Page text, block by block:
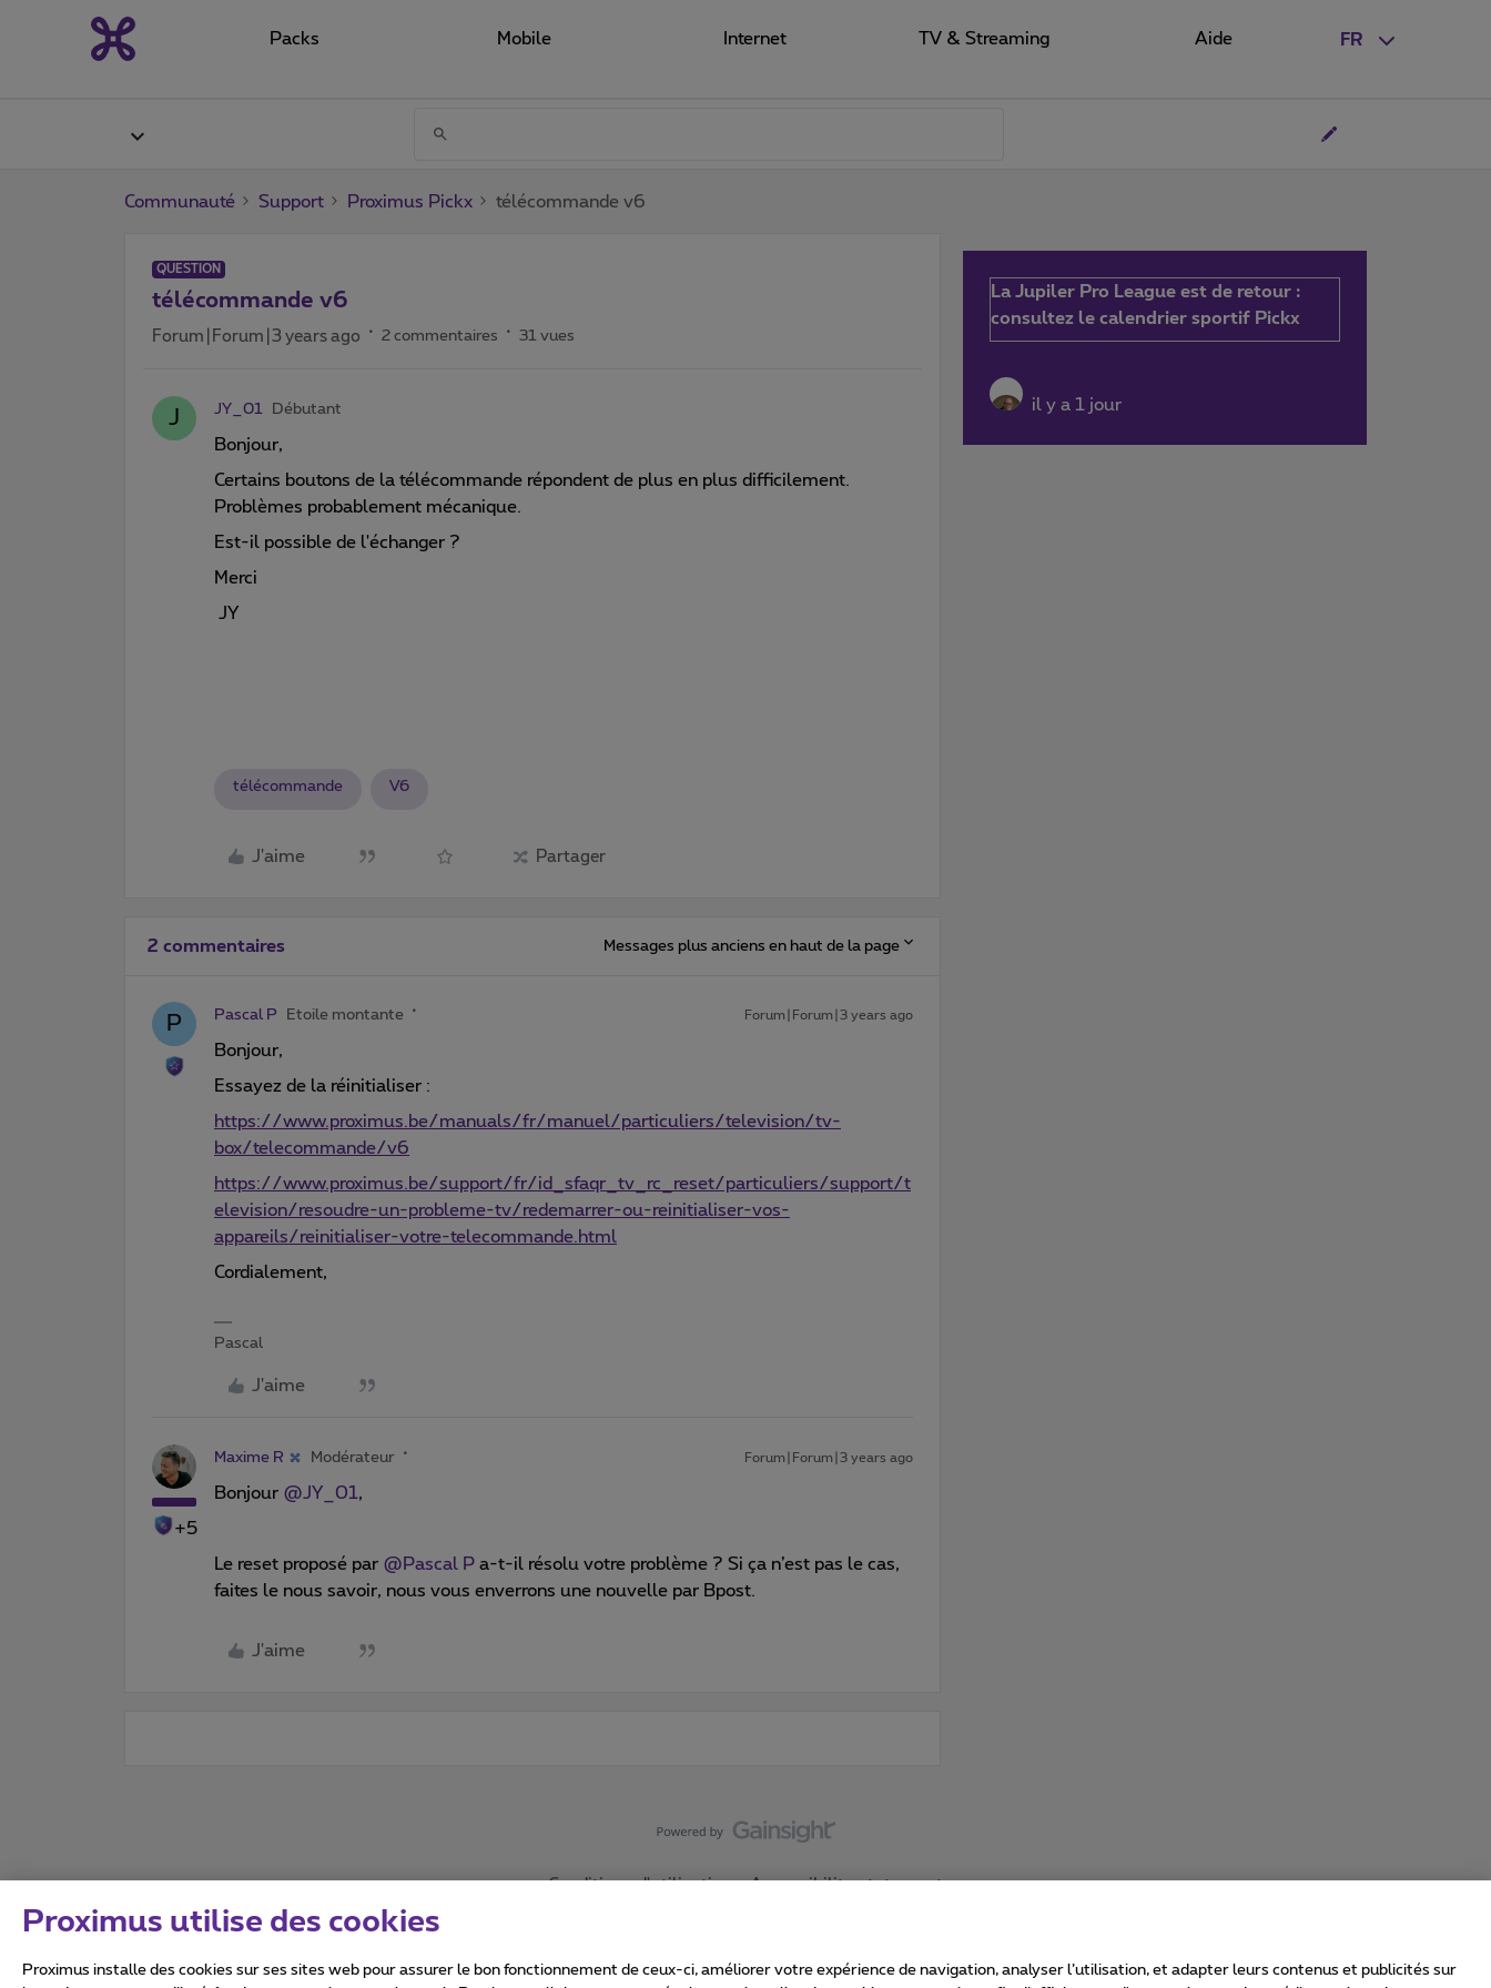
FR
Packs Mobile Internet TV & Streaming Aide
Communauté Support Proximus Pickx télécommande v6
QUESTION
télécommande v6
Forum|Forum|3 years ago 2 commentaires 31 vues
J JY_01 Débutant
Bonjour,
Certains boutons de la télécommande répondent de plus en plus difficilement.
Problèmes probablement mécanique.
Est-il possible de l'échanger ?
Merci
JY
télécommande V6
J'aime Partager
2 commentaires Messages plus anciens en haut de la page
P Pascal P Etoile montante Forum|Forum|3 years ago
Bonjour,
Essayez de la réinitialiser :
https://www.proximus.be/manuals/fr/manuel/particuliers/television/tv-
box/telecommande/v6
https://www.proximus.be/support/fr/id_sfaqr_tv_rc_reset/particuliers/support/t
elevision/resoudre-un-probleme-tv/redemarrer-ou-reinitialiser-vos-
appareils/reinitialiser-votre-telecommande.html
Cordialement,
Pascal
J'aime
+5
Maxime R Modérateur Forum|Forum|3 years ago
Bonjour @JY_01,
Le reset proposé par @Pascal P a-t-il résolu votre problème ? Si ça n’est pas le cas,
faites le nous savoir, nous vous enverrons une nouvelle par Bpost.
J'aime
La Jupiler Pro League est de retour :
consultez le calendrier sportif Pickx
il y a 1 jour
Conditions d'utilisation Accessibility statement
Proximus utilise des cookies
Proximus installe des cookies sur ses sites web pour assurer le bon fonctionnement de ceux-ci, améliorer votre expérience de navigation, analyser l’utilisation, et adapter leurs contenus et publicités sur